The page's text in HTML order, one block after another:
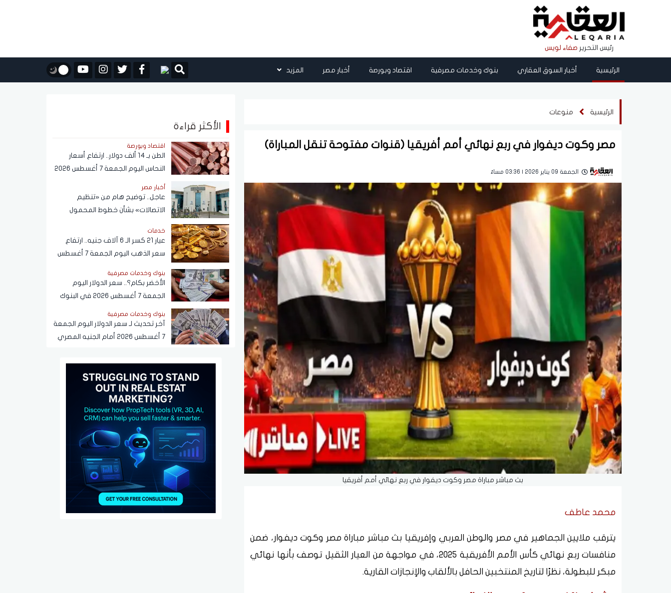
رئيس التحرير صفاء لويس
الرئيسية أخبار السوق العقاري بنوك وخدمات مصرفية اقتصاد وبورصة أخبار مصر المزيد
الرئيسية منوعات
مصر وكوت ديفوار في ربع نهائي أمم أفريقيا (قنوات مفتوحة تنقل المباراة)
الجمعة 09 يناير 2026 | 03:36 مساءً
بث مباشر مباراة مصر وكوت ديفوار في ربع نهائي أمم أفريقيا
محمد عاطف
يترقب ملايين الجماهير في مصر والوطن العربي وإفريقيا بث مباشر مباراة مصر وكوت ديفوار، ضمن
منافسات ربع نهائي كأس الأمم الأفريقية 2025، في مواجهة من العيار الثقيل توصف بأنها نهائي
مبكر للبطولة، نظرًا لتاريخ المنتخبين الحافل بالألقاب والإنجازات القارية.
الأكثر قراءة
اقتصاد وبورصة
الطن بـ 14 ألف دولار.. ارتفاع أسعار
النحاس اليوم الجمعة 7 أغسطس 2026
أخبار مصر
عاجل.. توضيح هام من «تنظيم
الاتصالات» بشأن خطوط المحمول
خدمات
عيار 21 كسر الـ 6 آلاف جنيه.. ارتفاع
سعر الذهب اليوم الجمعة 7 أغسطس
بنوك وخدمات مصرفية
الأخضر بكام؟.. سعر الدولار اليوم
الجمعة 7 أغسطس 2026 في البنوك
بنوك وخدمات مصرفية
آخر تحديث لـ سعر الدولار اليوم الجمعة
7 أغسطس 2026 أمام الجنيه المصري